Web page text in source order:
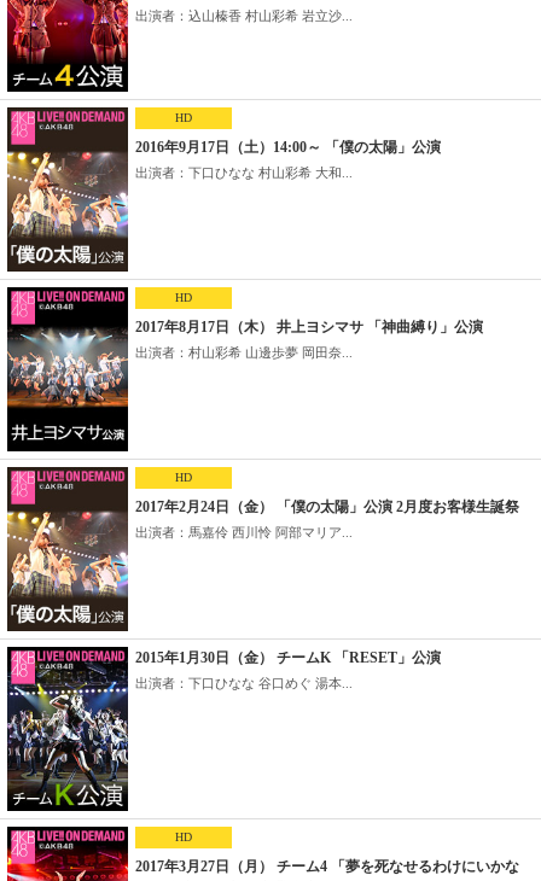
出演者：込山榛香 村山彩希 岩立沙...
HD
2016年9月17日（土）14:00～ 「僕の太陽」公演
出演者：下口ひなな 村山彩希 大和...
HD
2017年8月17日（木） 井上ヨシマサ 「神曲縛り」公演
出演者：村山彩希 山邊歩夢 岡田奈...
HD
2017年2月24日（金） 「僕の太陽」公演 2月度お客様生誕祭
出演者：馬嘉伶 西川怜 阿部マリア...
2015年1月30日（金） チームK 「RESET」公演
出演者：下口ひなな 谷口めぐ 湯本...
HD
2017年3月27日（月） チーム4 「夢を死なせるわけにいかな